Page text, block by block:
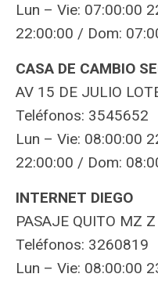
Lun – Vie: 07:00:00
22:00:00 / Dom:
CASA DE CAMBIO
AV 15 DE JULIO
Teléfonos: 3545652
Lun – Vie: 08:00:00
22:00:00 / Dom:
INTERNET DIEGO
PASAJE QUITO MZ
Teléfonos: 3260819
Lun – Vie: 08:00:00